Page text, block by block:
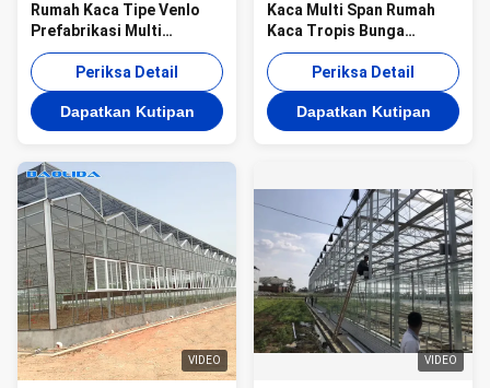
Rumah Kaca Tipe Venlo
Prefabrikasi Multi
Bentang Tahan Angin
Periksa Detail
Dapatkan Kutipan
Kaca Multi Span Rumah
Kaca Tropis Bunga
Hidroponik Surya Tumbuh
SayuranPeriksa Detail
Dapatkan Kutipan
VIDEO VIDEO